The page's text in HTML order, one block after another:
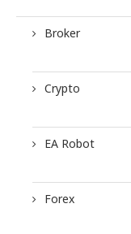
Broker
Crypto
EA Robot
Forex